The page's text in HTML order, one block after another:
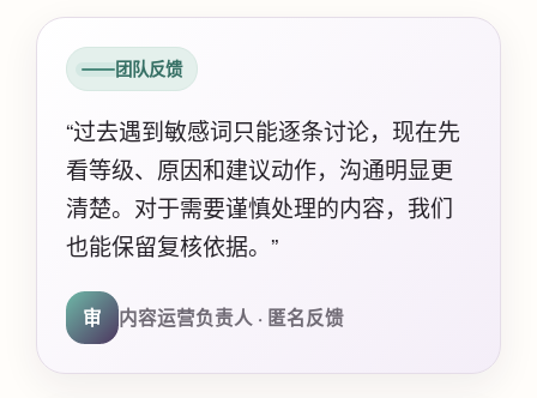
团队反馈
“过去遇到敏感词只能逐条讨论，现在先
看等级、原因和建议动作，沟通明显更
清楚。对于需要谨慎处理的内容，我们
也能保留复核依据。”
审 内容运营负责人 · 匿名反馈